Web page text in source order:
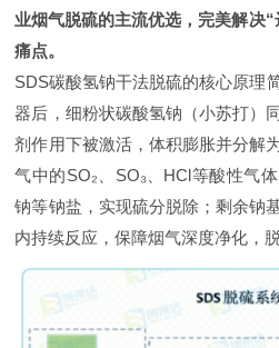
业烟气脱硫的主流优选，完美解决
痛点。
SDS碳酸氢钠干法脱硫的核心原理
器后，细粉状碳酸氢钠（小苏打）
剂作用下被激活，体积膨胀并分解
气中的SO₂、SO₃、HCl等酸性气
钠等钠盐，实现硫分脱除；剩余钠
内持续反应，保障烟气深度净化，